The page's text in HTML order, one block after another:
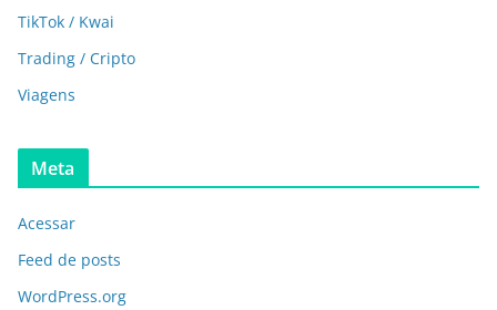
TikTok / Kwai
Trading / Cripto
Viagens
Meta
Acessar
Feed de posts
WordPress.org